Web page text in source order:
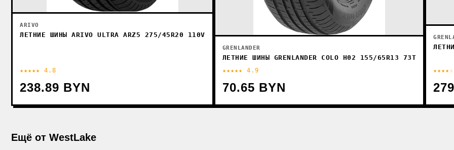
ARIVO
ЛЕТНИЕ ШИНЫ ARIVO ULTRA ARZ5 275/45R20 110V
★★★★★ 4.8
238.89 BYN
GRENLANDER
ЛЕТНИЕ ШИНЫ GRENLANDER COLO H02 155/65R13 73T
★★★★★ 4.9
70.65 BYN
Ещё от WestLake